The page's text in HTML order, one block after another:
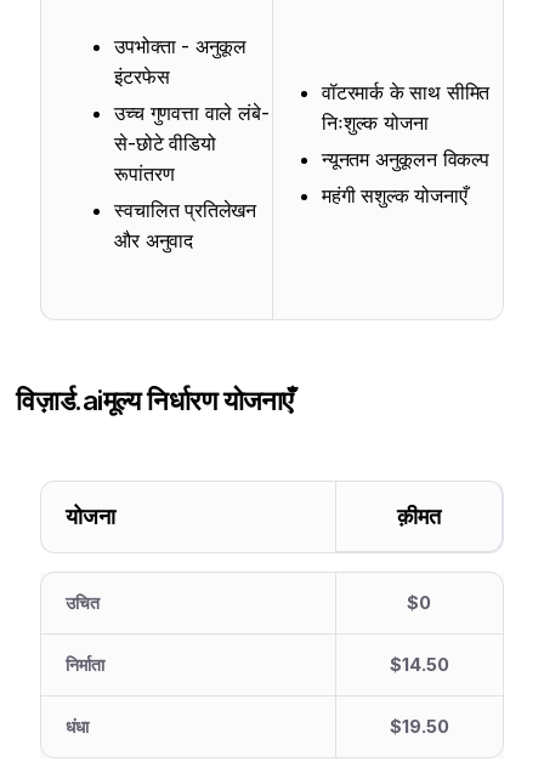
उपभोक्ता - अनुकूल
इंटरफेस
उच्च गुणवत्ता वाले लंबे-
से-छोटे वीडियो
रूपांतरण
स्वचालित प्रतिलेखन
और अनुवाद
वॉटरमार्क के साथ सीमित
निःशुल्क योजना
न्यूनतम अनुकूलन विकल्प
महंगी सशुल्क योजनाएँ
विज़ार्ड.aiमूल्य निर्धारण योजनाएँ
योजना क़ीमत
उचित $0
निर्माता $14.50
धंधा $19.50